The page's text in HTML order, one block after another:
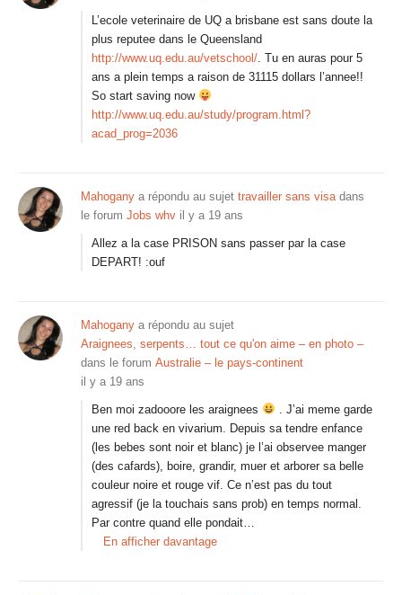
L’ecole veterinaire de UQ a brisbane est sans doute la
plus reputee dans le Queensland
http://www.uq.edu.au/vetschool/. Tu en auras pour 5
ans a plein temps a raison de 31115 dollars l’annee!!
So start saving now
http://www.uq.edu.au/study/program.html?
acad_prog=2036
Mahogany a répondu au sujet travailler sans visadans
le forum Jobs whv il y a 19 ans
Allez a la case PRISON sans passer par la case
DEPART! :ouf
Mahogany a répondu au sujet
Araignees, serpents… tout ce qu'on aime – en photo –
dans le forum Australie – le pays-continent
il y a 19 ans
Ben moi zadooore les araignees
. J’ai meme garde
une red back en vivarium. Depuis sa tendre enfance
(les bebes sont noir et blanc) je l’ai observee manger
(des cafards), boire, grandir, muer et arborer sa belle
couleur noire et rouge vif. Ce n’est pas du tout
agressif (je la touchais sans prob) en temps normal.
Par contre quand elle pondait…
En afficher davantage